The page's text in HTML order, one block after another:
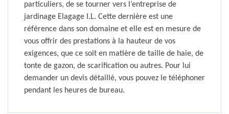
particuliers, de se tourner vers l’entreprise de
jardinage Elagage I.L. Cette dernière est une
référence dans son domaine et elle est en mesure de
vous offrir des prestations à la hauteur de vos
exigences, que ce soit en matière de taille de haie, de
tonte de gazon, de scarification ou autres. Pour lui
demander un devis détaillé, vous pouvez le téléphoner
pendant les heures de bureau.